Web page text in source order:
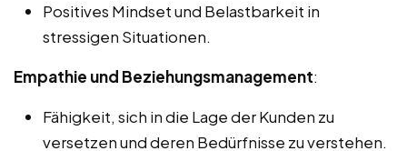
Positives Mindset und Belastbarkeit in
stressigen Situationen.
Empathie und Beziehungsmanagement:
Fähigkeit, sich in die Lage der Kunden zu
versetzen und deren Bedürfnisse zu verstehen.